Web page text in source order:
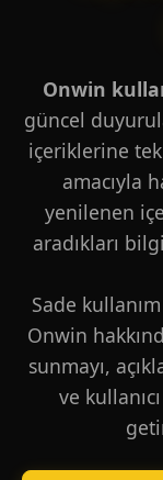
Onwin
güncel
içeriklerine
amacıyla
yenilenen
aradıkları
Sade
Onwin
sunmayı,
ve